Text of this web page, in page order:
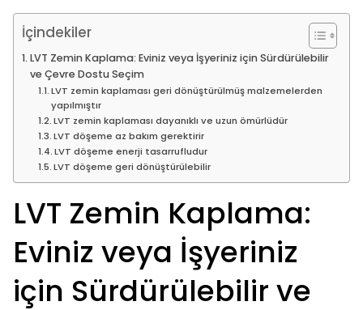
İçindekiler
LVT Zemin Kaplama: Eviniz veya İşyeriniz için Sürdürülebilir
ve Çevre Dostu Seçim
LVT zemin kaplaması geri dönüştürülmüş malzemelerden
yapılmıştır
LVT zemin kaplaması dayanıklı ve uzun ömürlüdür
LVT döşeme az bakım gerektirir
LVT döşeme enerji tasarrufludur
LVT döşeme geri dönüştürülebilir
LVT Zemin Kaplama:
Eviniz veya İşyeriniz
için Sürdürülebilir ve